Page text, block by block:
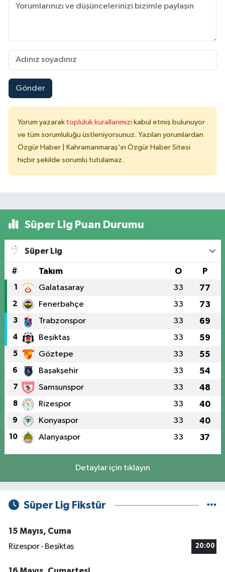
Gönder
Yorum yazarak topluluk kurallarımızı kabul etmiş bulunuyor
ve tüm sorumluluğu üstleniyorsunuz. Yazılan yorumlardan
Özgür Haber | Kahramanmaraş'ın Özgür Haber Sitesi
hiçbir şekilde sorumlu tutulamaz.
Süper Lig Puan Durumu
Süper Lig
# Takım O P
1 Galatasaray 33 77
2 Fenerbahçe 33 73
3 Trabzonspor 33 69
4 Beşiktaş 33 59
5 Göztepe 33 55
6 Başakşehir 33 54
7 Samsunspor 33 48
8 Rizespor 33 40
9 Konyaspor 33 40
10 Alanyaspor 33 37
Detaylar için tıklayın
Süper Lig Fikstür
15 Mayıs, Cuma
Rizespor - Beşiktaş
20:00